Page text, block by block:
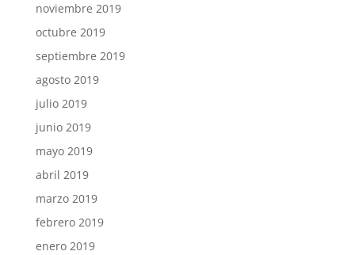
noviembre 2019
octubre 2019
septiembre 2019
agosto 2019
julio 2019
junio 2019
mayo 2019
abril 2019
marzo 2019
febrero 2019
enero 2019